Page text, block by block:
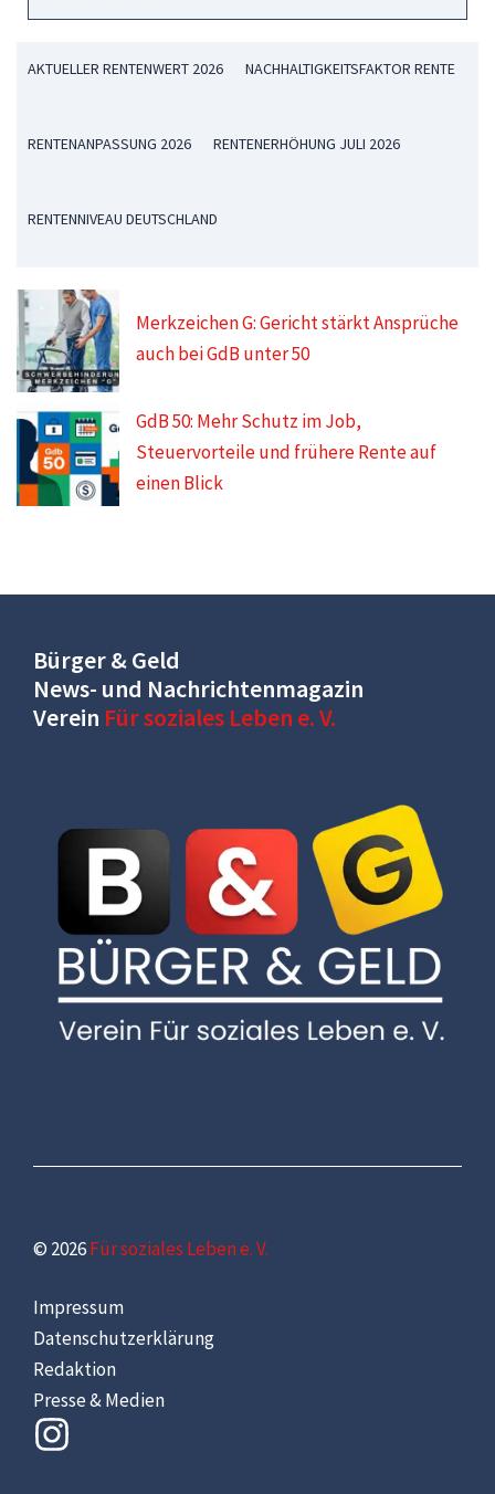
AKTUELLER RENTENWERT 2026 NACHHALTIGKEITSFAKTOR RENTE
RENTENANPASSUNG 2026 RENTENERHÖHUNG JULI 2026
RENTENNIVEAU DEUTSCHLAND
Merkzeichen G: Gericht stärkt Ansprüche
auch bei GdB unter 50
GdB 50: Mehr Schutz im Job,
Steuervorteile und frühere Rente auf
einen Blick
Bürger & Geld
News- und Nachrichtenmagazin
Verein Für soziales Leben e. V.
© 2026Für soziales Leben e. V.
Impressum
Datenschutzerklärung
Redaktion
Presse & Medien